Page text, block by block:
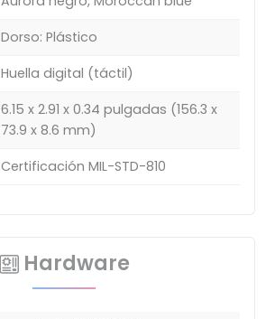
Dorso: Plástico
Huella digital (táctil)
6.15 x 2.91 x 0.34 pulgadas (156.3 x
73.9 x 8.6 mm)
Certificación MIL-STD-810
Hardware